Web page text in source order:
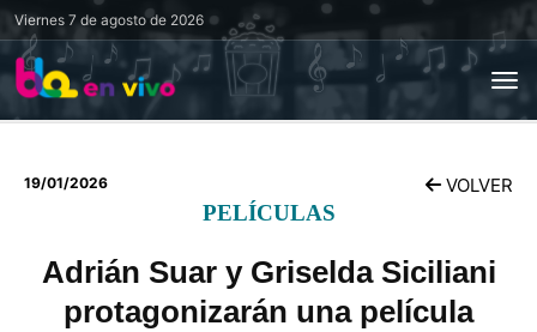
Viernes 7 de agosto de 2026
19/01/2026 VOLVER
PELÍCULAS
Adrián Suar y Griselda Siciliani
protagonizarán una película